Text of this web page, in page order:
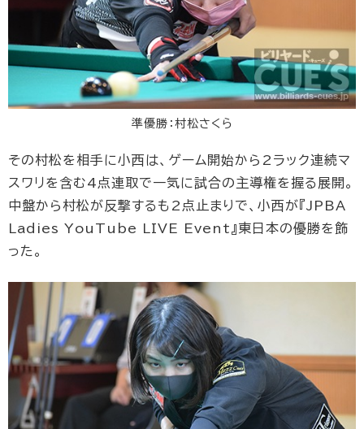
準優勝：村松さくら
その村松を相手に小西は、ゲーム開始から2ラック連続マ
スワリを含む4点連取で一気に試合の主導権を握る展開。
中盤から村松が反撃するも2点止まりで、小西が『JPBA
Ladies YouTube LIVE Event』東日本の優勝を飾
った。